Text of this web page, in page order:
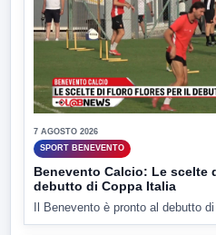
7 AGOSTO 2026
SPORT BENEVENTO
Benevento Calcio: Le scelte
debutto di Coppa Italia
Il Benevento è pronto al debutto